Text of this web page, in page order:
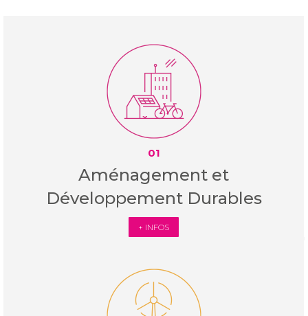
01
Aménagement et
Développement Durables
+ INFOS